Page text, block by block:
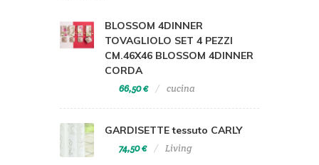
BLOSSOM 4DINNER
TOVAGLIOLO SET 4 PEZZI
CM.46X46 BLOSSOM 4DINNER
CORDA
66,50 € cucina
GARDISETTE tessuto CARLY
74,50 € Living